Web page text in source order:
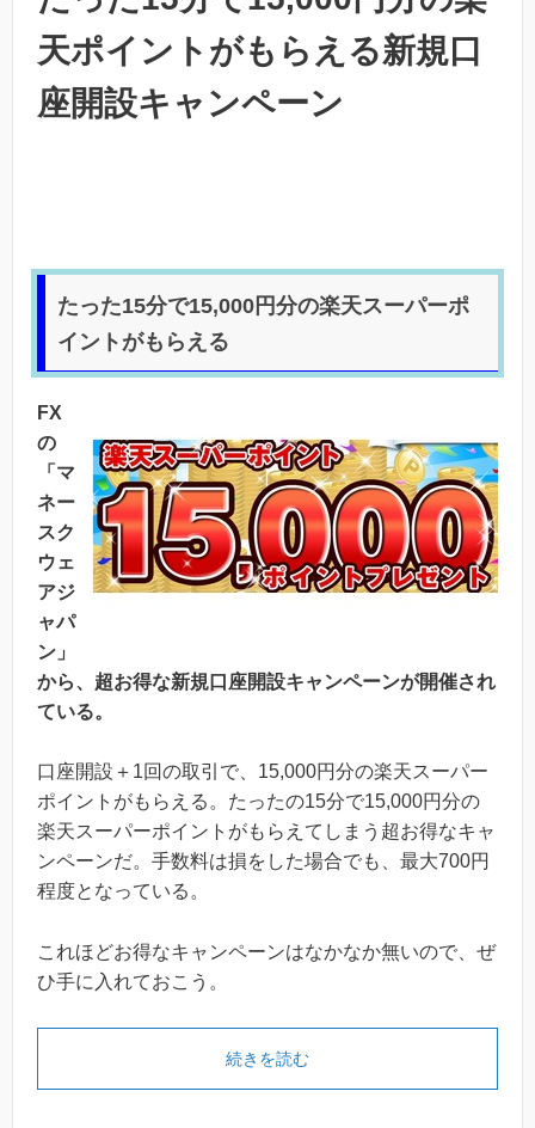
天ポイントがもらえる新規口
座開設キャンペーン
たった15分で15,000円分の楽天スーパーポ
イントがもらえる
FX
の
「マ
ネー
スク
ウェ
アジ
ャパ
ン」
から、超お得な新規口座開設キャンペーンが開催され
ている。
口座開設＋1回の取引で、15,000円分の楽天スーパー
ポイントがもらえる。たったの15分で15,000円分の
楽天スーパーポイントがもらえてしまう超お得なキャ
ンペーンだ。手数料は損をした場合でも、最大700円
程度となっている。
これほどお得なキャンペーンはなかなか無いので、ぜ
ひ手に入れておこう。
続きを読む